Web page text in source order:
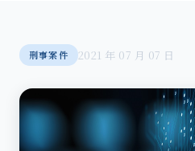
刑事案件 2021 年 07 月 07 日